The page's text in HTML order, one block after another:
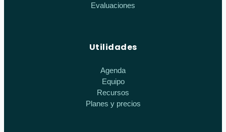
Evaluaciones
Utilidades
Agenda
Equipo
Recursos
Planes y precios